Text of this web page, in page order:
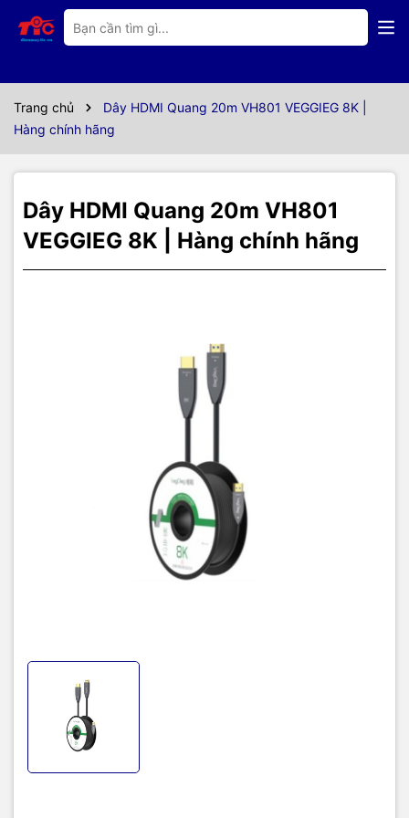
Trang chủ
Dây HDMI Quang 20m VH801 VEGGIEG 8K |
Hàng chính hãng
Dây HDMI Quang 20m VH801
VEGGIEG 8K | Hàng chính hãng
Thông số kỹ thuật
Thông tin sản phẩm
Giao diện kết nối:
Độ phân giải hỗ trợ:
Hỗ trợ độ phân giải lên đến 8K x 60Hz (7680 x 4320 pixels).
Hỗ trợ các độ phân giải thấp hơn như 4K x 120Hz, 4K x 60Hz,
HDMI 2.1, hỗ trợ các tính năng tiên tiến như Dynamic HDR,
Enhanced Audio Return Channel (eARC), và Variable Refresh Rate
Sử dụng công nghệ cáp quang để truyền tải tín hiệu HDMI qua
khoảng cách dài mà không bị suy giảm chất lượng tín hiệu, giảm
nhiễu và cản trở so với cáp đồng truyền thống.
Hỗ trợ âm thanh cao cấp như Dolby TrueHD, DTS-HD Master
Audio, và các định dạng âm thanh khác.
Chất liệu cáp:
Dây dẫn: Cáp quang với công nghệ truyền tải tín hiệu quang học.
Vỏ cáp: PVC hoặc vật liệu chống nhiễu để bảo vệ cáp và giảm
thiểu nhiễu tín hiệu.